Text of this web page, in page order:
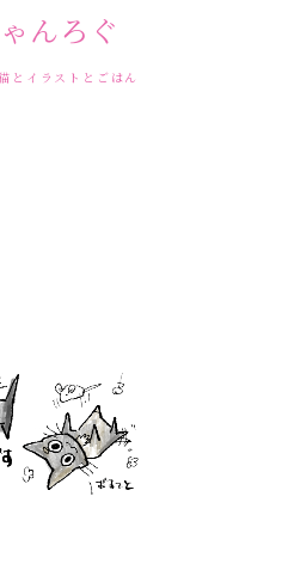
んろぐ
とイラストとごはん